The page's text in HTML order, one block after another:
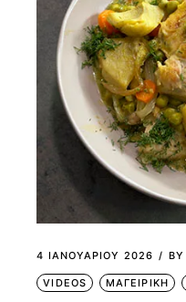
4 ΙΑΝΟΥΑΡΊΟΥ 2026 BY
VIDEOS ΜΑΓΕΙΡΙΚΗ